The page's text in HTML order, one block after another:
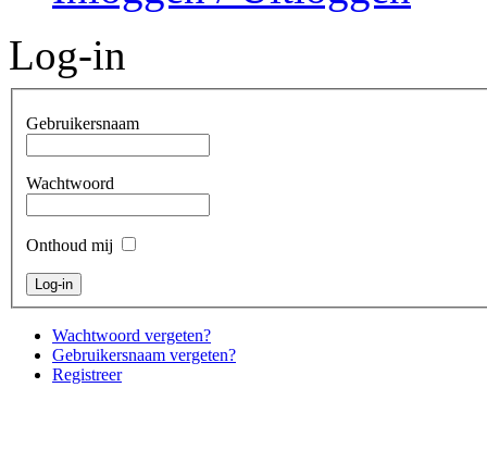
Log-in
Gebruikersnaam
Wachtwoord
Onthoud mij
Wachtwoord vergeten?
Gebruikersnaam vergeten?
Registreer